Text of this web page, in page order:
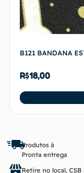
B121 BANDANA
R$18,00
Produtos à
Pronta entrega
Retire no local, CSB